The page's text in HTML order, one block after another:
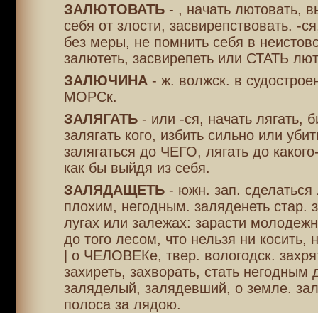
ЗАЛЮТОВАТЬ- , начать лютовать,
себя от злости, засвирепствовать. -
без меры, не помнить себя в
залютеть, засвирепеть или СТАТЬ
ЗАЛЮЧИНА- ж. волжск. в
МОРСк.
ЗАЛЯГАТЬ- или -ся, начать лягать,
залягать кого, избить сильно или
залягаться до ЧЕГО, лягать до
как бы выйдя из себя.
ЗАЛЯДАЩЕТЬ- южн. зап.
плохим, негодным. заляденеть стар.
лугах или залежах: зарасти
до того лесом, что нельзя ни косить,
| о ЧЕЛОВЕКе, твер. вологодск.
захиреть, захворать, стать негодным
заляделый, залядевший, о земле.
полоса за лядою.